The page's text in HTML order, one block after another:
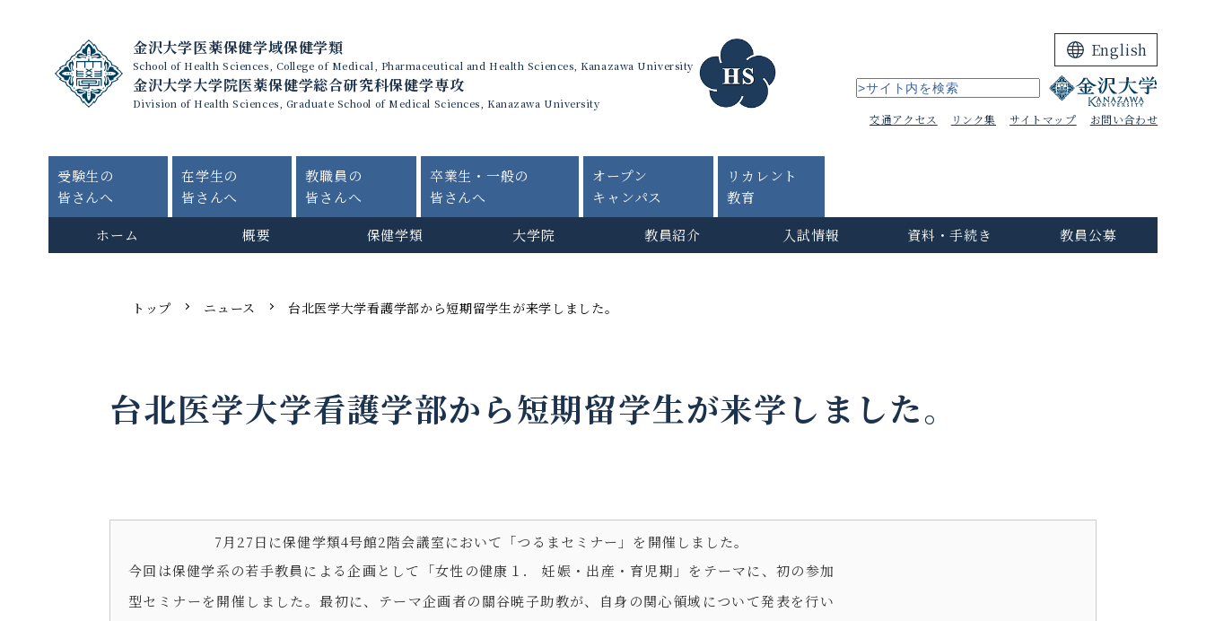
金沢大学医薬保健学域保健学類
School of Health Sciences, College of Medical, Pharmaceutical and Health Sciences, Kanazawa University
金沢大学大学院医薬保健学総合研究科保健学専攻
Division of Health Sciences, Graduate School of Medical Sciences, Kanazawa University
English
交通アクセス リンク集 サイトマップ お問い合わせ
受験生の
皆さんへ
在学生の
皆さんへ
教職員の
皆さんへ
卒業生・一般の
皆さんへ
オープン
キャンパス
リカレント
教育
ホーム
概要 保健学類 大学院 教員紹介 入試情報 資料・手続き 教員公募
トップ ニュース 台北医学大学看護学部から短期留学生が来学しました。
台北医学大学看護学部から短期留学生が来学しました。
7月27日に保健学類4号館2階会議室において「つるまセミナー」を開催しました。
今回は保健学系の若手教員による企画として「女性の健康１． 妊娠・出産・育児期」をテーマに、初の参加
型セミナーを開催しました。最初に、テーマ企画者の關谷暁子助教が、自身の関心領域について発表を行い